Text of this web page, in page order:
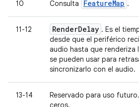
10 Consulta FeatureMap .
11-12 RenderDelay . Es el
desde que el periférico
audio hasta que renderiza
se pueden usar para
sincronizarlo con el audio.
13-14
Reservado para uso
ceros.